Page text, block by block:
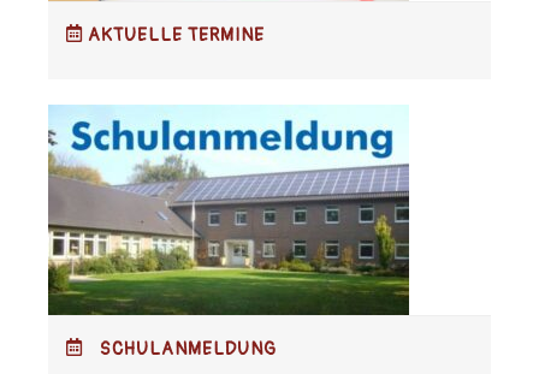
AKTUELLE TERMINE
SCHULANMELDUNG